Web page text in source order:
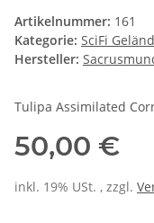
Artikelnummer: 161
Kategorie: SciFi
Hersteller:
Tulipa Assimilated
50,00 €
inkl. 19% USt. , zzgl.